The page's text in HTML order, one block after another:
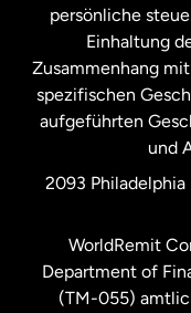
Spanien
persönliche
Einhaltung
Zusammenhang
spezifischen
aufgeführten
und
2093 Philadelphia
WorldRemit
Department of
(TM-055)